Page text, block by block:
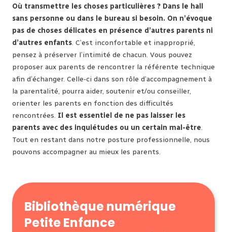
Où transmettre les choses particulières ? Dans le hall
sans personne ou dans le bureau si besoin. On n’évoque
pas de choses délicates en présence d’autres parents ni
d’autres enfants. C’est inconfortable et inapproprié,
pensez à préserver l’intimité de chacun. Vous pouvez
proposer aux parents de rencontrer la référente technique
afin d’échanger. Celle-ci dans son rôle d’accompagnement à
la parentalité, pourra aider, soutenir et/ou conseiller,
orienter les parents en fonction des difficultés
rencontrées. Il est essentiel de ne pas laisser les
parents avec des inquiétudes ou un certain mal-être.
Tout en restant dans notre posture professionnelle, nous
pouvons accompagner au mieux les parents.
Bibliothèque numérique
Petite Enfance